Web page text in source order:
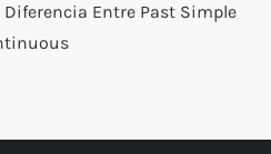
Diferencia Entre Past Simple